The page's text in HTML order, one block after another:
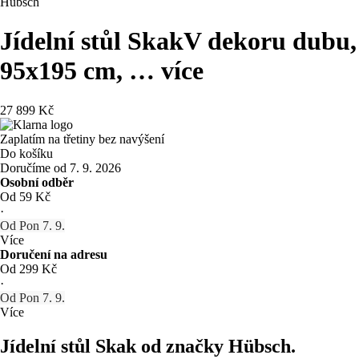
Jídelní stůl SkakV dekoru dubu,
95x195 cm, … více
27 899 Kč
Zaplatím na třetiny bez navýšení
Do košíku
Doručíme od 7. 9. 2026
Osobní odběr
Od 59 Kč
·
Od Pon 7. 9.
Více
Doručení na adresu
Od 299 Kč
·
Od Pon 7. 9.
Více
Jídelní stůl Skak od značky Hübsch.